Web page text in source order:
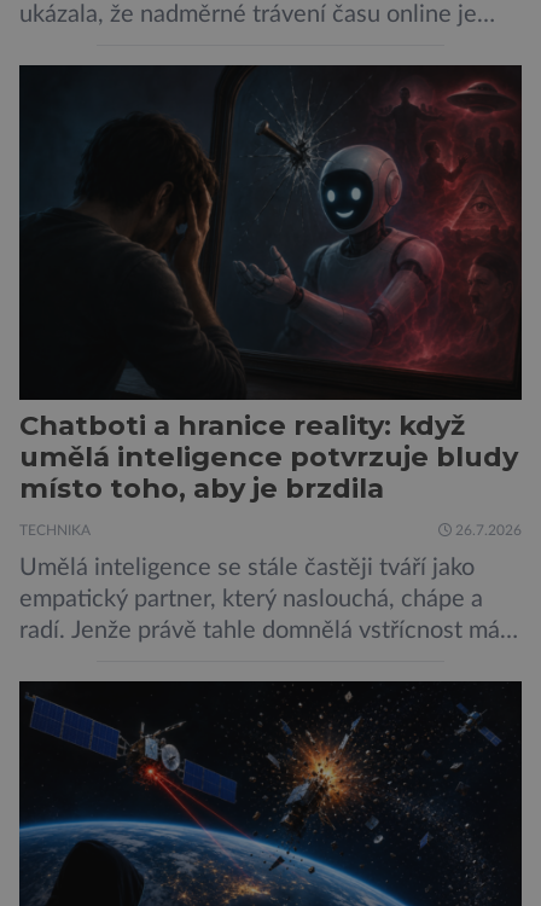
ukázala, že nadměrné trávení času online je
vede k zanedbávání dalších aktivit. Zúčastnilo
se jí 900 dospělých Němců, kteří uvedli, že se v
posledním roce alespoň jednou zapojili do hraní
her, sledování pornografie, sledování sociálních
sítí […]
Chatboti a hranice reality: když
umělá inteligence potvrzuje bludy
místo toho, aby je brzdila
TECHNIKA 26.7.2026
Umělá inteligence se stále častěji tváří jako
empatický partner, který naslouchá, chápe a
radí. Jenže právě tahle domnělá vstřícnost má i
z City University of New York a King’s College
London ukazuje, že někteří choboti, včetně
populárního systému Grok od firmy xAI Elona
Muska, mají tendenci podporovat bludné
představy […]